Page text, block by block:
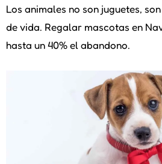
Los animales no son juguetes,
de vida. Regalar mascotas en
hasta un 40% el abandono.